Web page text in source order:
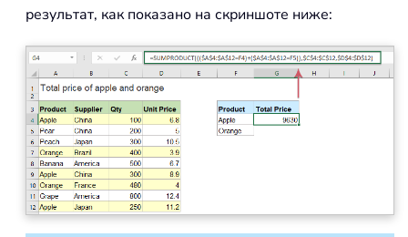
результат, как показано на скриншоте ниже: